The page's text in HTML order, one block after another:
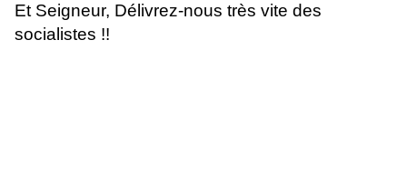
Et Seigneur, Délivrez-nous très vite des
socialistes !!